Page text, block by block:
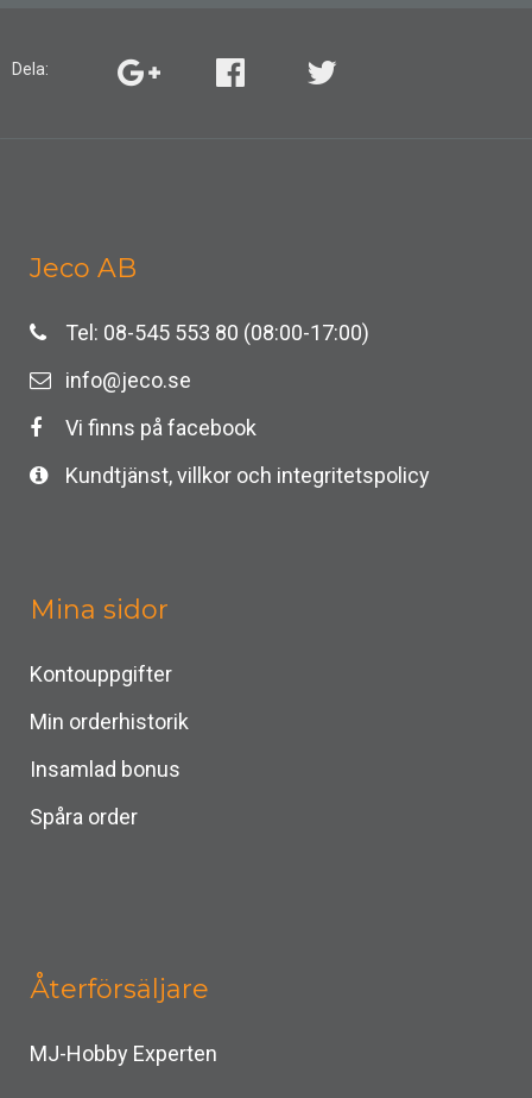
Dela:
Jeco AB
Tel: 08-545 553 80 (08:00-17:00)
info@jeco.se
Vi finns på facebook
Kundtjänst, villkor och integritetspolicy
Mina sidor
Kontouppgifter
Min orderhistorik
Insamlad bonus
Spåra order
Återförsäljare
MJ-Hobby Experten